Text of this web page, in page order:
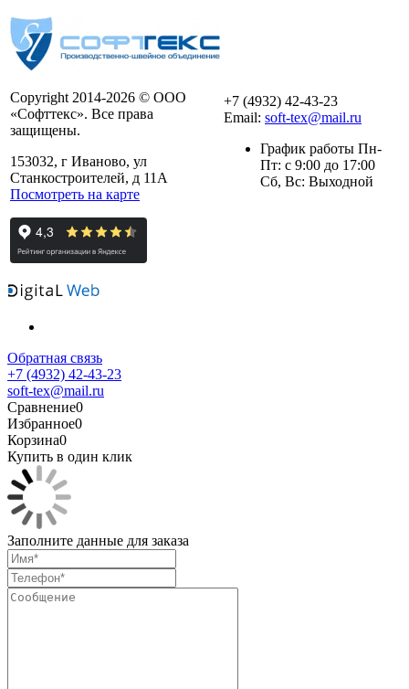
Copyright 2014-2026 © ООО
«Софттекс». Все права
защищены.
153032, г Иваново, ул
Станкостроителей, д 11А
Посмотреть на карте
+7 (4932) 42-43-23
Email: soft-tex@mail.ru
График работы Пн-
Пт: с 9:00 до 17:00
Сб, Вс: Выходной
Обратная связь
+7 (4932) 42-43-23
soft-tex@mail.ru
Сравнение0
Избранное0
Корзина0
Купить в один клик
Заполните данные для заказа